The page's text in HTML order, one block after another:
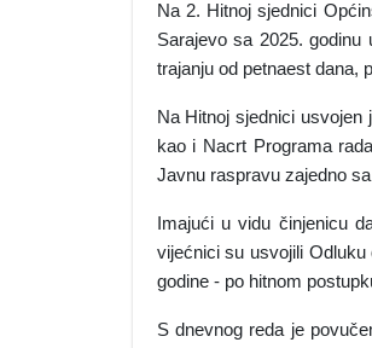
Na 2. Hitnoj sjednici
Sarajevo sa 2025.
trajanju od petnaest dana,
Na Hitnoj sjednici
kao i Nacrt Programa
Javnu raspravu zajedno
Imajući u vidu činjenicu
vijećnici su usvojili
godine - po hitnom
S dnevnog reda je